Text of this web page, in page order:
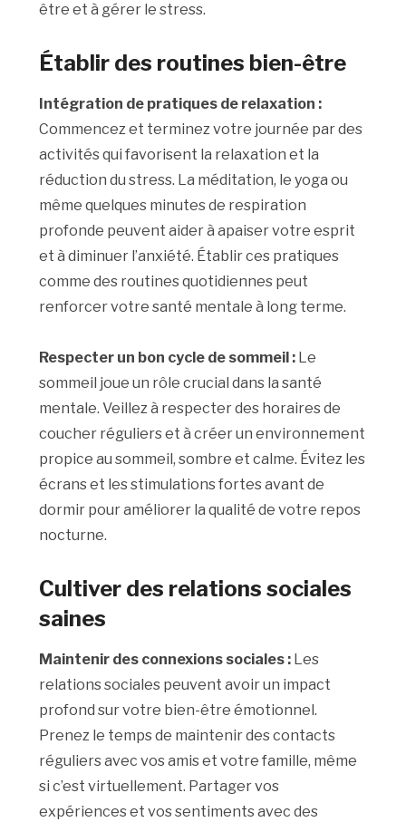
être et à gérer le stress.
Établir des routines bien-être
Intégration de pratiques de relaxation :
Commencez et terminez votre journée par des
activités qui favorisent la relaxation et la
réduction du stress. La méditation, le yoga ou
même quelques minutes de respiration
profonde peuvent aider à apaiser votre esprit
et à diminuer l’anxiété. Établir ces pratiques
comme des routines quotidiennes peut
renforcer votre santé mentale à long terme.
Respecter un bon cycle de sommeil : Le
sommeil joue un rôle crucial dans la santé
mentale. Veillez à respecter des horaires de
coucher réguliers et à créer un environnement
propice au sommeil, sombre et calme. Évitez les
écrans et les stimulations fortes avant de
dormir pour améliorer la qualité de votre repos
nocturne.
Cultiver des relations sociales
saines
Maintenir des connexions sociales : Les
relations sociales peuvent avoir un impact
profond sur votre bien-être émotionnel.
Prenez le temps de maintenir des contacts
réguliers avec vos amis et votre famille, même
si c’est virtuellement. Partager vos
expériences et vos sentiments avec des